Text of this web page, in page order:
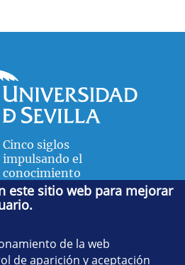
Cinco siglos
impulsando el
conocimiento
s/n. 41012 Sevilla. Tel.:
administradorfisica@us.es
- Decanato:ffisaog@us.es
este sitio web para mejorar
de la web
de aparición y aceptación